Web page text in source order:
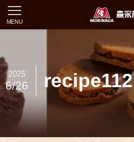
MENU
recipe112
2025
6/26